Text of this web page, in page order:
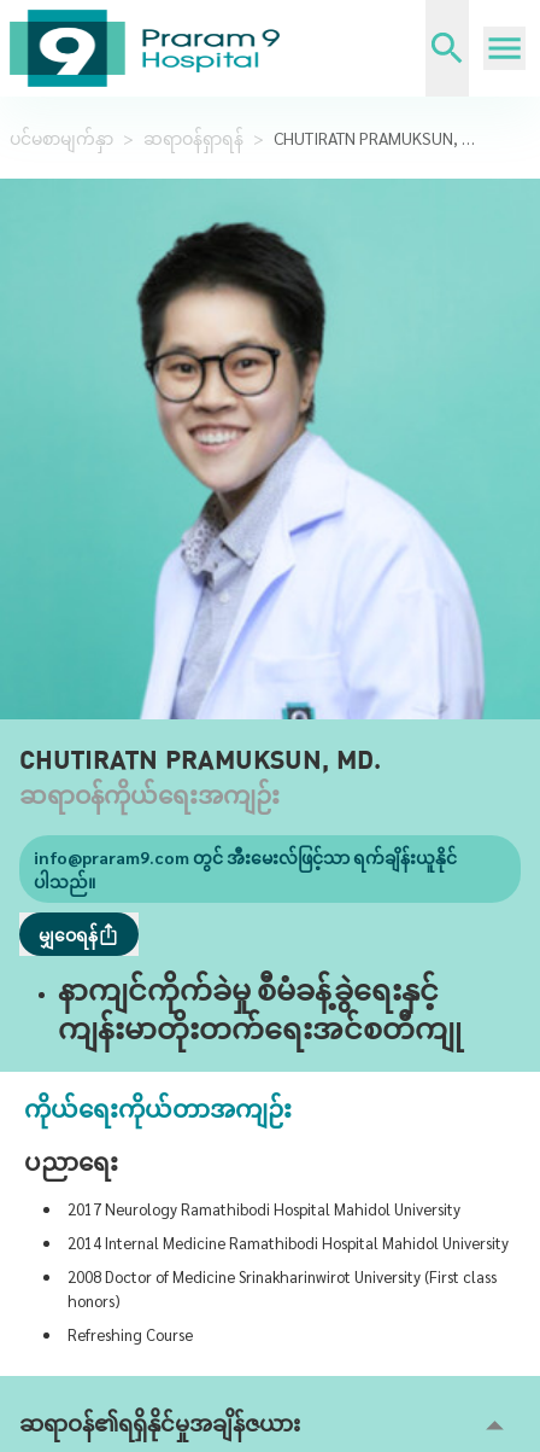
ပင်မစာမျက်နှာ > ဆရာဝန်ရှာရန် > CHUTIRATN PRAMUKSUN, MD.
CHUTIRATN PRAMUKSUN, MD.
ဆရာဝန်ကိုယ်ရေးအကျဉ်း
info@praram9.comတွင် အီးမေးလ်ဖြင့်သာ ရက်ချိန်းယူနိုင်
ပါသည်။
မျှဝေရန်
နာကျင်ကိုက်ခဲမှု စီမံခန့်ခွဲရေးနှင့်
ကျန်းမာတိုးတက်ရေးအင်စတီကျု
ကိုယ်ရေးကိုယ်တာအကျဉ်း
ပညာရေး
2017 Neurology Ramathibodi Hospital Mahidol University
2014 Internal Medicine Ramathibodi Hospital Mahidol University
2008 Doctor of Medicine Srinakharinwirot University (First class
honors)
Refreshing Course
ဆရာဝန်၏ရရှိနိုင်မှုအချိန်ဇယား